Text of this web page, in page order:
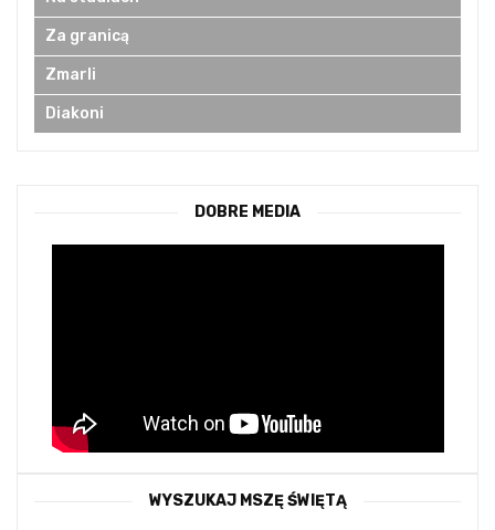
Za granicą
Zmarli
Diakoni
DOBRE MEDIA
WYSZUKAJ MSZĘ ŚWIĘTĄ